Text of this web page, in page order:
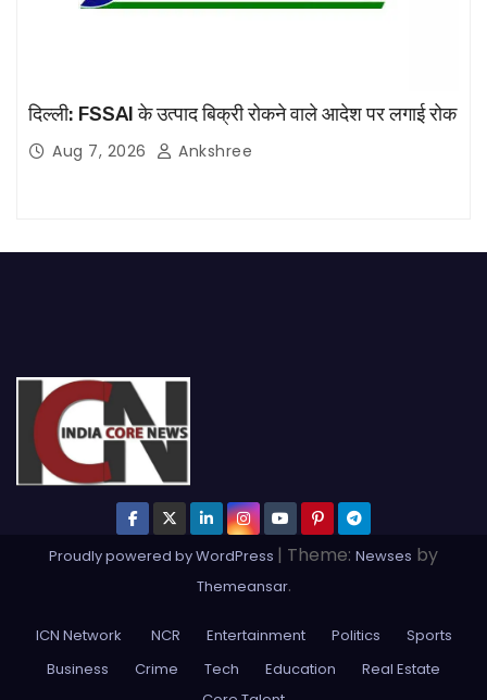
दिल्ली: FSSAI के उत्पाद बिक्री रोकने वाले आदेश पर लगाई रोक
Aug 7, 2026 Ankshree
Proudly powered by WordPress | Theme: Newses by
Themeansar.
ICN Network NCR Entertainment Politics
Sports
Business
Crime Tech Education
Real Estate